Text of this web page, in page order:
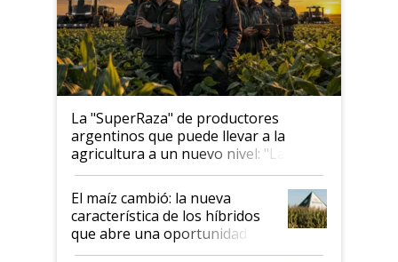
La "SuperRaza" de productores
argentinos que puede llevar a la
agricultura a un nuevo nivel: "Las
posibilidades de crecimiento son
infinitas"
El maíz cambió: la nueva
característica de los híbridos
que abre una oportunidad en
el lote